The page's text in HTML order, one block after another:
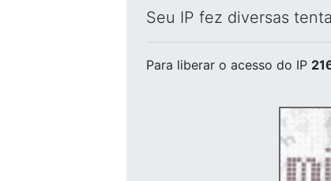
Seu IP fez diversas
Para liberar o acesso do IP